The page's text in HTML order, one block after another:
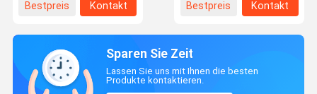
Bestpreis Kontakt Bestpreis Kontakt
Sparen Sie Zeit
Lassen Sie uns mit Ihnen die besten
Produkte kontaktieren.